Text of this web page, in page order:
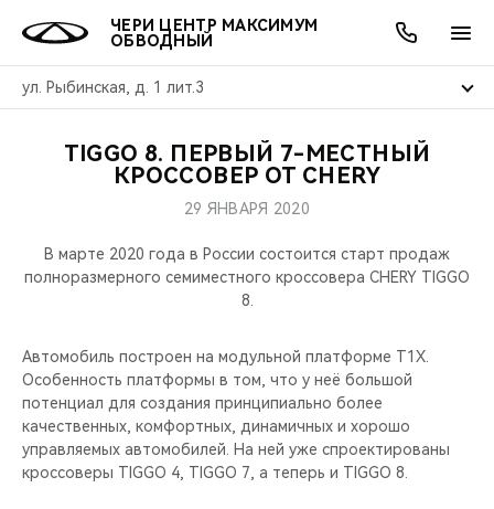
ЧЕРИ ЦЕНТР МАКСИМУМ
ОБВОДНЫЙ
ул. Рыбинская, д. 1 лит.3
МОДЕЛИ
КРОССОВЕРЫ
СЕДАНЫ
НОВИНКИ
ПОКУПАТЕЛЯМ
КРЕДИТ И СТРАХОВАНИЕ
ВЛАДЕЛЬЦАМ
ЗАПЧАСТИ И АКСЕССУАРЫ
CHERY CONNECT
МИР CHERY
О БРЕНДЕ
ЛЮДИ CHERY
БЛАГОТВОРИТЕЛЬНОСТЬ
АКЦИИ
ОНЛАЙН СЕРВИСЫ
КРЕДИТ
О КОМПАНИИ
МЫ В СОЦСЕТЯХ
TIGGO 8. ПЕРВЫЙ 7-МЕСТНЫЙ
КРОССОВЕР ОТ CHERY
29 ЯНВАРЯ 2020
В марте 2020 года в России состоится старт продаж
полноразмерного семиместного кроссовера CHERY TIGGO
8.
Автомобиль построен на модульной платформе T1X.
Особенность платформы в том, что у неё большой
потенциал для создания принципиально более
качественных, комфортных, динамичных и хорошо
управляемых автомобилей. На ней уже спроектированы
кроссоверы TIGGO 4, TIGGO 7, а теперь и TIGGO 8.